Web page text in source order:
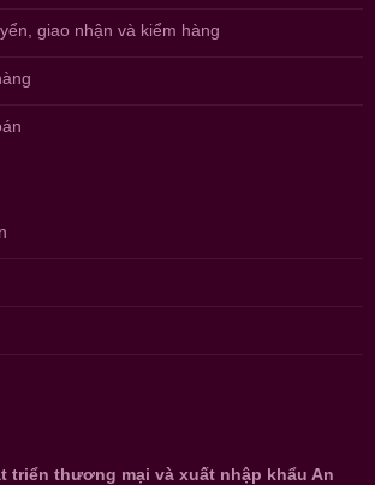
giao nhận và kiểm hàng
triển thương mại và xuất nhập khẩu An